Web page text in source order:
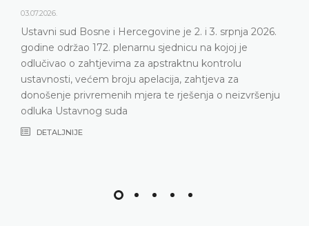
23.06.2026.
Ustavni sud Bosne i Hercegovine održat će 172.
plenarnu sjednicu 2. i 3. srpnja 2026. godine
DETALJNIJE